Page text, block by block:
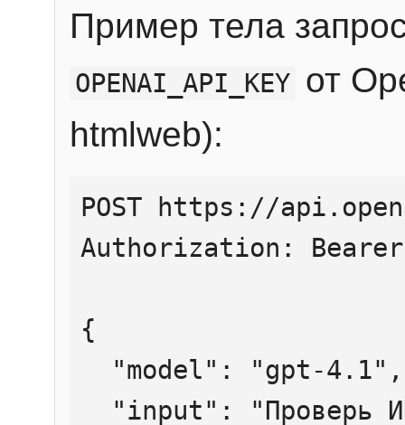
Пример тела
OPENAI_API_KEY от
htmlweb):
POST https://
Authorization:
{